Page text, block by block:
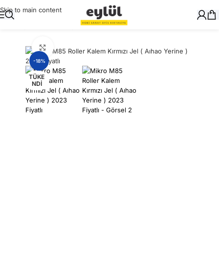
Skip to main content
Yazı Gereçleri/Tükenmez Kalemler
-18%
TÜKE
NDI
Büyütmek için tıklayın